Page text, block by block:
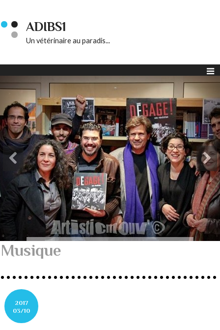
ADIBS1
Un vétérinaire au paradis...
Musique
2017
03/10